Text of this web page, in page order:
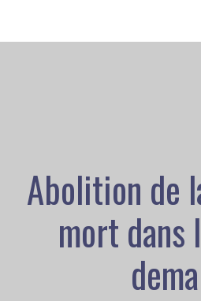
Abolition de
mort dans